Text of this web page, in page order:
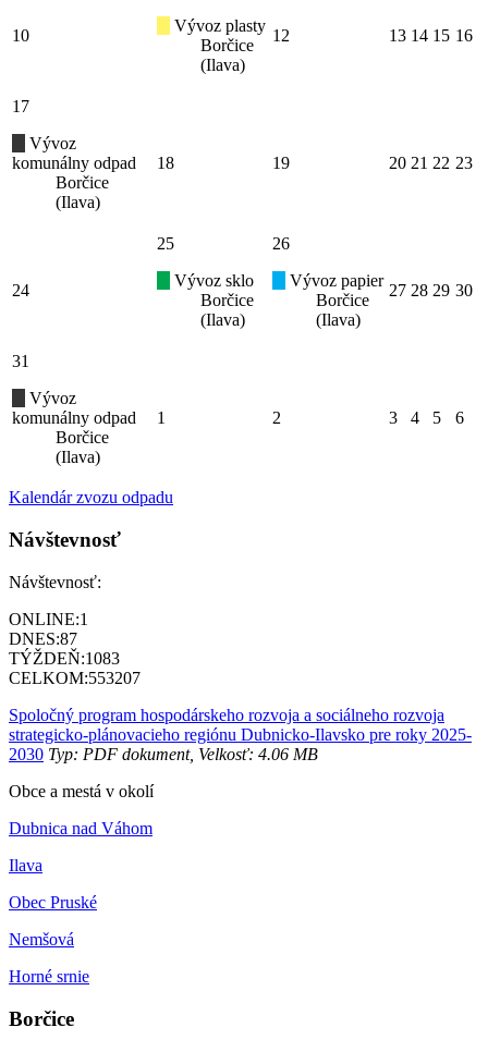
10
Vývoz plasty
Borčice
(Ilava)
12 13 14 15 16
17
Vývoz
komunálny odpad
Borčice
(Ilava)
18 19 20 21 22 23
24
25
Vývoz sklo
Borčice
(Ilava)
26
Vývoz papier
Borčice
(Ilava)
27 28 29 30
31
Vývoz
komunálny odpad
Borčice
(Ilava)
1 2 3 4 5 6
Kalendár zvozu odpadu
Návštevnosť
Návštevnosť:
ONLINE:1
DNES:87
TÝŽDEŇ:1083
CELKOM:553207
Spoločný program hospodárskeho rozvoja a sociálneho rozvoja
strategicko-plánovacieho regiónu Dubnicko-Ilavsko pre roky 2025-
2030 Typ: PDF dokument, Velkosť: 4.06 MB
Obce a mestá v okolí
Dubnica nad Váhom
Ilava
Obec Pruské
Nemšová
Horné srnie
Borčice